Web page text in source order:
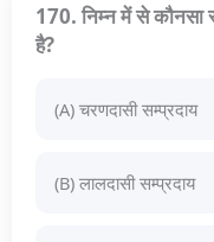
170. निम्न में से कौनसा
है?
(A) चरणदासी सम्प्रदाय
(B) लालदासी सम्प्रदाय